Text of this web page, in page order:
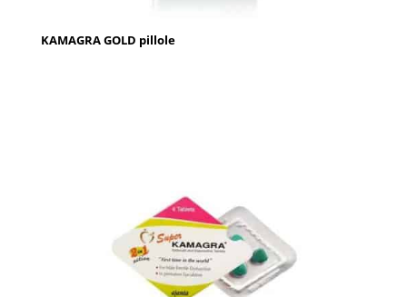
KAMAGRA GOLD pillole